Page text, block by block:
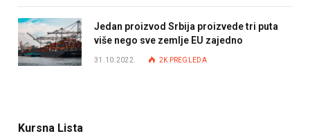
Jedan proizvod Srbija proizvede tri puta
više nego sve zemlje EU zajedno
31.10.2022. 2K PREGLEDA
Kursna Lista